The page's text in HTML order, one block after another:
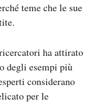
teme che le sue
ha attirato
degli esempi più
considerano
per le